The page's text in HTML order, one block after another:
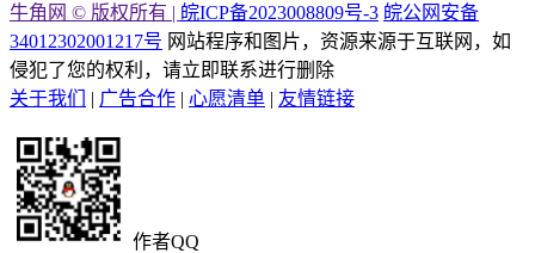
牛角网 © 版权所有 | 皖ICP备2023008809号-3 皖公网安备
34012302001217号 网站程序和图片，资源来源于互联网，如
侵犯了您的权利，请立即联系进行删除
关于我们
| 广告合作 | 心愿清单 | 友情链接
作者QQ